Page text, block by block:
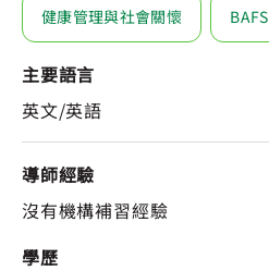
健康管理與社會關懷 BAFS
主要語言
英文/英語
導師經驗
沒有機構補習經驗
學歷